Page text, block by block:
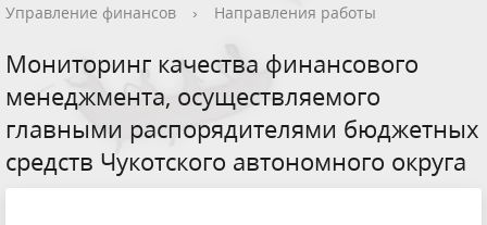
Управление финансов › Направления работы
Мониторинг качества финансового
менеджмента, осуществляемого
главными распорядителями бюджетных
средств Чукотского автономного округа